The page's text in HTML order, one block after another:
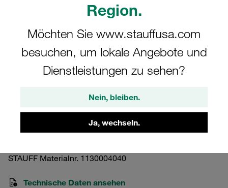
Region.
Möchten Sie www.stauffusa.com
besuchen, um lokale Angebote und
Dienstleistungen zu sehen?
Nein, bleiben.
Ja, wechseln.
Bitte beachten Sie: Das Bild dient nur zur Veranschaulichung und kann vom
tatsächlichen Produkt abweichen.
Mehr anzeigen
Baureihe Gr. 6 Edelstahl A4 M6x70
AS-M6x70-DIN933-70-W5
STAUFF Materialnr. 1130004040
Technische Daten ansehen